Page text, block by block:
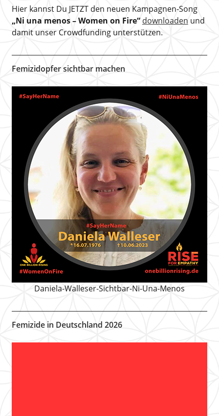
Hier kannst Du JETZT den neuen Kampagnen-Song
„Ni una menos – Women on Fire“ downloaden und
damit unser Crowdfunding unterstützen.
Femizidopfer sichtbar machen
Daniela-Walleser-Sichtbar-Ni-Una-Menos
Femizide in Deutschland 2026